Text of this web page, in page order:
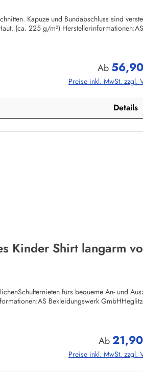
Kapuze und Bundabschluss sind
(ca. 225 g/m²)
Regulärer
Ab
Preise inkl. MwSt. zzgl.
Details
Kinder Shirt langarm
fürs bequeme An- und
Bekleidungswerk
Regulärer
Ab
Preise inkl. MwSt. zzgl.